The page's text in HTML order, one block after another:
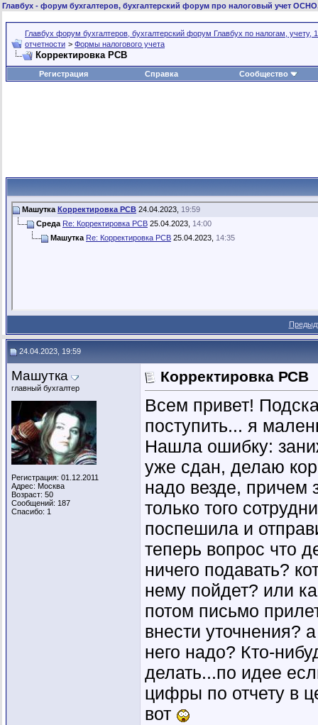
Главбух - форум бухгалтеров, бухгалтерский форум про налоговый учет
Главбух форум бухгалтеров, бухгалтерский форум Главбух по налогам, учету,
отчетности > Формы налогового учета
Корректировка РСВ
Регистрация Справка Сообщество
Машутка Корректировка РСВ 24.04.2023, 19:59
Среда Re: Корректировка РСВ 25.04.2023, 14:00
Машутка Re: Корректировка РСВ 25.04.2023, 14:35
24.04.2023, 19:59
Машутка
главный бухгалтер
Регистрация: 01.12.2011
Адрес: Москва
Возраст: 50
Сообщений: 187
Спасибо: 1
Корректировка РСВ
Всем привет!
поступить... я
Нашла ошибку:
уже сдан, делаю
надо везде, причем
только того
поспешила и
теперь вопрос что
ничего подавать?
нему пойдет? или
потом письмо
внести уточнения?
него надо? Кто-
делать...по идее
цифры по отчету в
вот